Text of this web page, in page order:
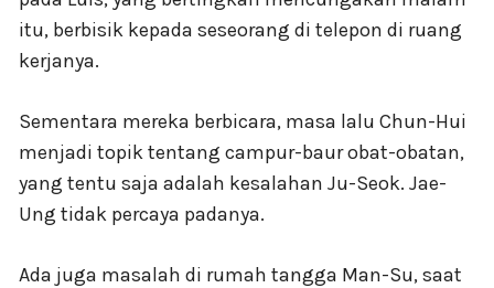
itu, berbisik kepada seseorang di telepon di ruang
kerjanya.
Sementara mereka berbicara, masa lalu Chun-Hui
menjadi topik tentang campur-baur obat-obatan,
yang tentu saja adalah kesalahan Ju-Seok. Jae-
Ung tidak percaya padanya.
Ada juga masalah di rumah tangga Man-Su, saat